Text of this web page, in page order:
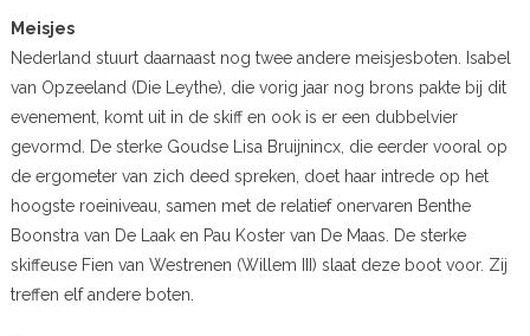
Meisjes
Nederland stuurt daarnaast nog twee andere meisjesboten. Isabel
van Opzeeland (Die Leythe), die vorig jaar nog brons pakte bij dit
evenement, komt uit in de skiff en ook is er een dubbelvier
gevormd. De sterke Goudse Lisa Bruijnincx, die eerder vooral op
de ergometer van zich deed spreken, doet haar intrede op het
hoogste roeiniveau, samen met de relatief onervaren Benthe
Boonstra van De Laak en Pau Koster van De Maas. De sterke
skiffeuse Fien van Westrenen (Willem III) slaat deze boot voor. Zij
treffen elf andere boten.